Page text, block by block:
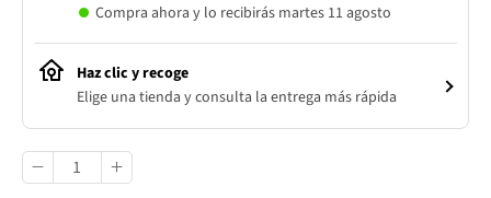
Compra ahora y lo recibirás martes 11 agosto
Haz clic y recoge
Elige una tienda y consulta la entrega más rápida